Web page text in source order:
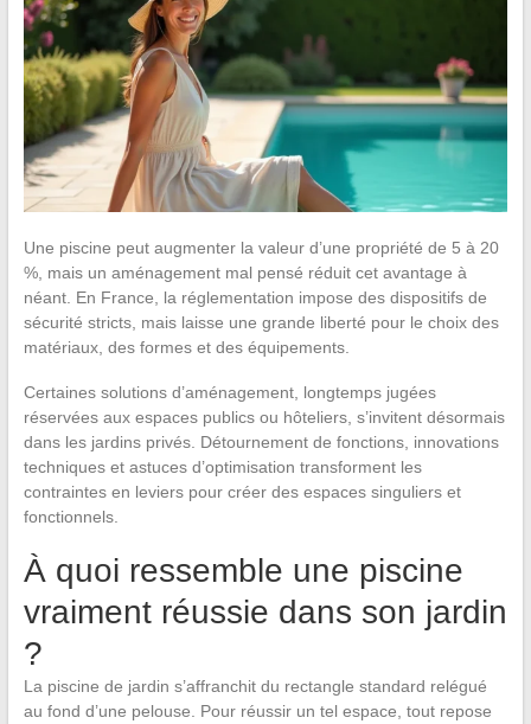
Une piscine peut augmenter la valeur d’une propriété de 5 à 20
%, mais un aménagement mal pensé réduit cet avantage à
néant. En France, la réglementation impose des dispositifs de
sécurité stricts, mais laisse une grande liberté pour le choix des
matériaux, des formes et des équipements.
Certaines solutions d’aménagement, longtemps jugées
réservées aux espaces publics ou hôteliers, s’invitent désormais
dans les jardins privés. Détournement de fonctions, innovations
techniques et astuces d’optimisation transforment les
contraintes en leviers pour créer des espaces singuliers et
fonctionnels.
À quoi ressemble une piscine
vraiment réussie dans son jardin
?
La piscine de jardin s’affranchit du rectangle standard relégué
au fond d’une pelouse. Pour réussir un tel espace, tout repose